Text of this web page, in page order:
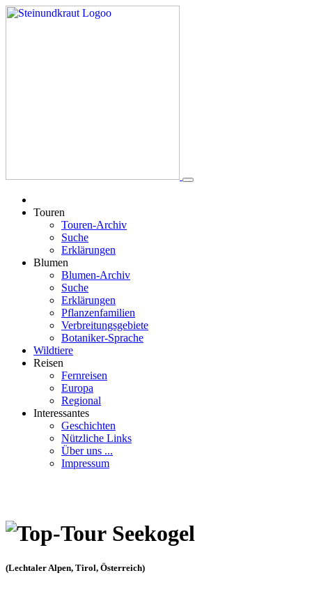
Touren
Touren-Archiv
Suche
Erklärungen
Blumen
Blumen-Archiv
Suche
Erklärungen
Pflanzenfamilien
Verbreitungsgebiete
Botaniker-Sprache
Wildtiere
Reisen
Fernreisen
Europa
Regional
Interessantes
Geschichten
Nützliche Links
Über uns ...
Impressum
Seekogel
(Lechtaler Alpen, Tirol, Österreich)